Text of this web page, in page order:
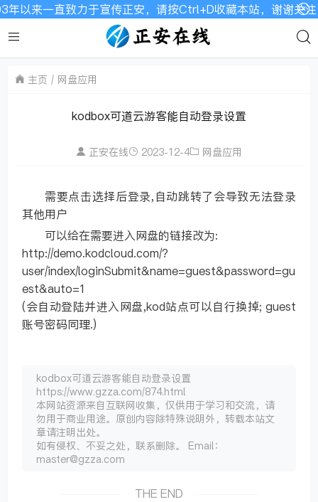
以来一直致力于宣传正安，请按Ctrl+D收藏本站，谢谢关注
主页 网盘应用
kodbox可道云游客能自动登录设置
正安在线 2023-12-4 网盘应用
需要点击选择后登录,自动跳转了会导致无法登录
其他用户
可以给在需要进入网盘的链接改为:
http://demo.kodcloud.com/?
user/index/loginSubmit&name=guest&password=gu
est&auto=1
(会自动登陆并进入网盘,kod站点可以自行换掉; guest
账号密码同理.)
kodbox可道云游客能自动登录设置
https://www.gzza.com/874.html
本网站资源来自互联网收集，仅供用于学习和交流，请
勿用于商业用途。原创内容除特殊说明外，转载本站文
章请注明出处。
如有侵权、不妥之处，联系删除。 Email：
master@gzza.com
THE END